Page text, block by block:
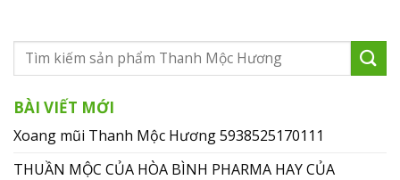
BÀI VIẾT MỚI
Xoang mũi Thanh Mộc Hương 5938525170111
THUẦN MỘC CỦA HÒA BÌNH PHARMA HAY CỦA